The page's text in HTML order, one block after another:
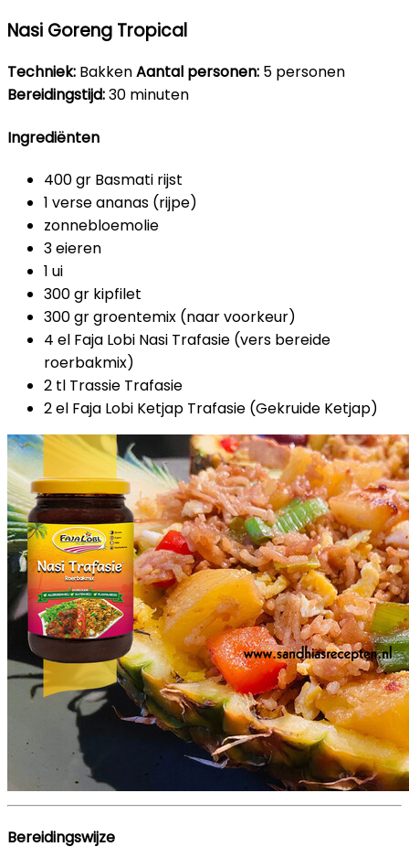
Nasi Goreng Tropical
Techniek: BakkenAantal personen: 5 personen
Bereidingstijd:30 minuten
Ingrediënten
400 gr Basmati rijst
1 verse ananas (rijpe)
zonnebloemolie
3 eieren
1 ui
300 gr kipfilet
300 gr groentemix (naar voorkeur)
4 el Faja Lobi Nasi Trafasie (vers bereide
roerbakmix)
2 tl Trassie Trafasie
2 el Faja Lobi Ketjap Trafasie (Gekruide Ketjap)
Bereidingswijze